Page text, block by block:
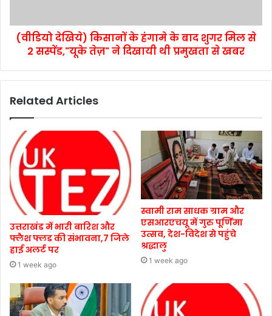
(वीडियो देखिये) किसानों के हंगामे के बाद शुगर मिल से
2 सस्पेंड,"यूके तेज़" ने दिखायी थी प्रमुखता से खबर
Related Articles
उत्तराखंड में भारी बारिश और
फ्लैश फ्लड की संभावना,7 जिले
हाई अलर्ट पर
1 week ago
स्वामी राम साधक ग्राम और
एसआरएचयू में गुरु पूर्णिमा
उत्सव, देश-विदेश से पहुंचे
श्रद्धालु
1 week ago